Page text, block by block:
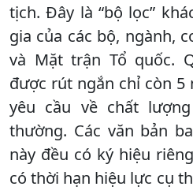
tịch. Đây là “bộ lọc”
gia của các bộ, ngành,
và Mặt trận Tổ quốc.
được rút ngắn chỉ còn 5
yêu cầu về chất
thường. Các văn bản
này đều có ký hiệu
có thời hạn hiệu lực cụ